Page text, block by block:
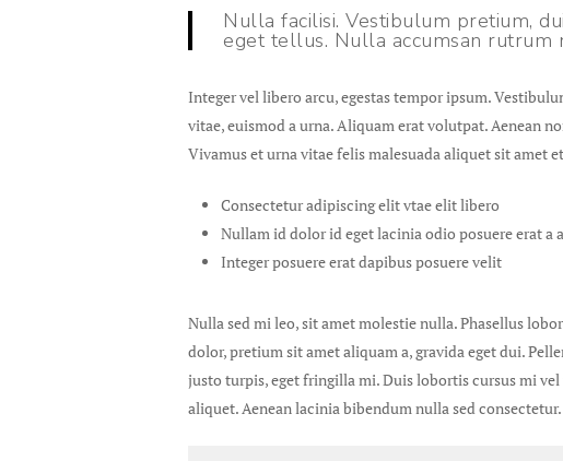
Nulla facilisi. Vestibulum pretium,
eget tellus. Nulla accumsan rutrum
Integer vel libero arcu, egestas tempor ipsum.
vitae, euismod a urna. Aliquam erat volutpat. Aenean
Vivamus et urna vitae felis malesuada aliquet sit amet
Consectetur adipiscing elit vtae elit libero
Nullam id dolor id eget lacinia odio posuere erat a
Integer posuere erat dapibus posuere velit
Nulla sed mi leo, sit amet molestie nulla. Phasellus
dolor, pretium sit amet aliquam a, gravida eget dui.
justo turpis, eget fringilla mi. Duis lobortis cursus mi
aliquet. Aenean lacinia bibendum nulla sed